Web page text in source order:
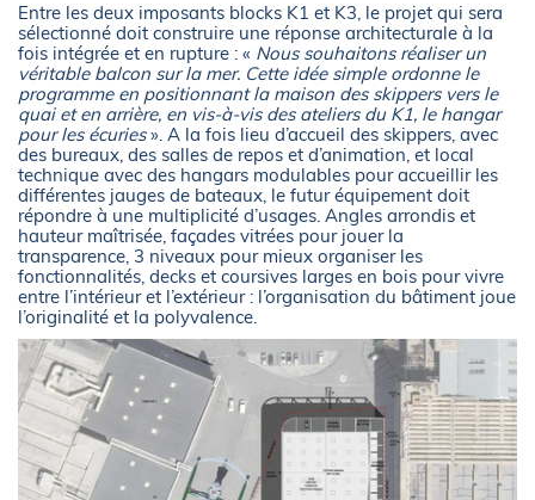
Entre les deux imposants blocks K1 et K3, le projet qui sera
sélectionné doit construire une réponse architecturale à la
fois intégrée et en rupture : « Nous souhaitons réaliser un
véritable balcon sur la mer. Cette idée simple ordonne le
programme en positionnant la maison des skippers vers le
quai et en arrière, en vis-à-vis des ateliers du K1, le hangar
pour les écuries». A la fois lieu d’accueil des skippers, avec
des bureaux, des salles de repos et d’animation, et local
technique avec des hangars modulables pour accueillir les
différentes jauges de bateaux, le futur équipement doit
répondre à une multiplicité d’usages. Angles arrondis et
hauteur maîtrisée, façades vitrées pour jouer la
transparence, 3 niveaux pour mieux organiser les
fonctionnalités, decks et coursives larges en bois pour vivre
entre l’intérieur et l’extérieur : l’organisation du bâtiment joue
l’originalité et la polyvalence.